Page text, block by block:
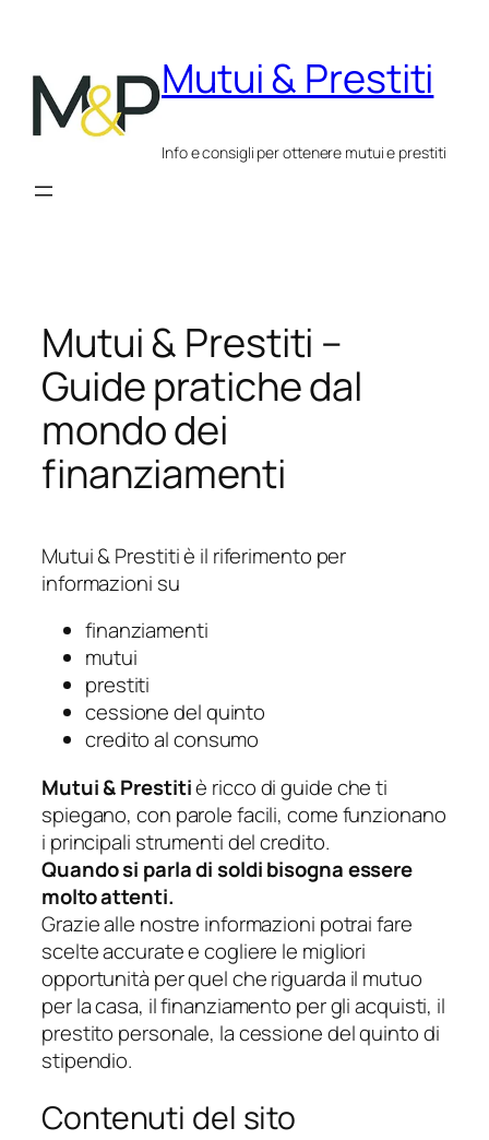
contenuto
Mutui & Prestiti
Info e consigli per ottenere mutui e prestiti
Mutui & Prestiti –
Guide pratiche dal
mondo dei
finanziamenti
Mutui & Prestiti è il riferimento per
informazioni su
finanziamenti
mutui
prestiti
cessione del quinto
credito al consumo
Mutui & Prestitiè ricco di guide che ti
spiegano, con parole facili, come funzionano
i principali strumenti del credito.
Quando si parla di soldi bisogna essere
molto attenti.
Grazie alle nostre informazioni potrai fare
scelte accurate e cogliere le migliori
opportunità per quel che riguarda il mutuo
per la casa, il finanziamento per gli acquisti, il
prestito personale, la cessione del quinto di
stipendio.
Contenuti del sito